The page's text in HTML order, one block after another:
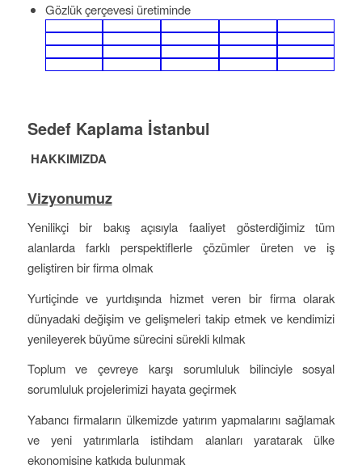
Gözlük çerçevesi üretiminde
Sedef Kaplama İstanbul
HAKKIMIZDA
Vizyonumuz
Yenilikçi bir bakış açısıyla faaliyet gösterdiğimiz tüm
alanlarda farklı perspektiflerle çözümler üreten ve iş
geliştiren bir firma olmak
Yurtiçinde ve yurtdışında hizmet veren bir firma olarak
dünyadaki değişim ve gelişmeleri takip etmek ve kendimizi
yenileyerek büyüme sürecini sürekli kılmak
Toplum ve çevreye karşı sorumluluk bilinciyle sosyal
sorumluluk projelerimizi hayata geçirmek
Yabancı firmaların ülkemizde yatırım yapmalarını sağlamak
ve yeni yatırımlarla istihdam alanları yaratarak ülke
ekonomisine katkıda bulunmak